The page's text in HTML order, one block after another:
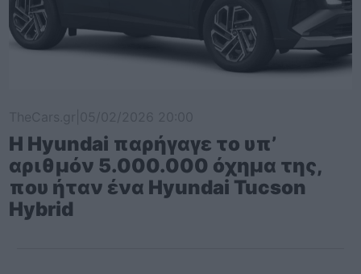
Η Hyundai παρήγαγε το υπ’
αριθμόν 5.000.000 όχημα της,
που ήταν ένα Hyundai Tucson
Hybrid